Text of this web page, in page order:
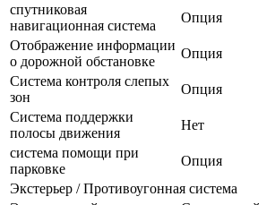
спутниковая
навигационная система
Опция
Отображение информации
о дорожной обстановке
Опция
Система контроля слепых
зон
Опция
Система поддержки
полосы движения
Нет
система помощи при
парковке
Опция
Экстерьер / Противоугонная система